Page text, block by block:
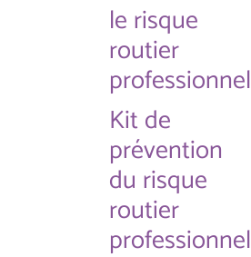
le risque
routier
professionnel
Kit de
prévention
du risque
routier
professionnel